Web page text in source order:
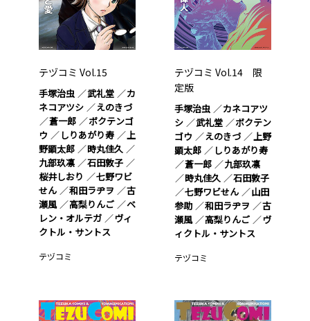
テヅコミ Vol.15
手塚治虫 武礼堂
カ
ネコアツシ
えのきづ
蒼一郎
ボクテンゴ
ウ
しりあがり寿
上
野顕太郎
時丸佳久
九部玖凛
石田敦子
桜井しおり
七野ワビ
せん
和田ラヂヲ
古
瀬風
高梨りんご
ベ
レン・オルテガ
ヴィ
クトル・サントス
テヅコミ
テヅコミ Vol.14 限
定版
手塚治虫
カネコアツ
シ
武礼堂
ボクテン
ゴウ
えのきづ
上野
顕太郎
しりあがり寿
蒼一郎
九部玖凛
時丸佳久
石田敦子
七野ワビせん
山田
参助
和田ラヂヲ
古
瀬風
高梨りんご
ヴ
ィクトル・サントス
テヅコミ